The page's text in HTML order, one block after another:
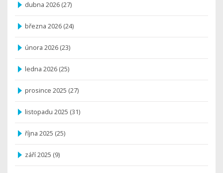
dubna 2026 (27)
března 2026 (24)
února 2026 (23)
ledna 2026 (25)
prosince 2025 (27)
listopadu 2025 (31)
října 2025 (25)
září 2025 (9)